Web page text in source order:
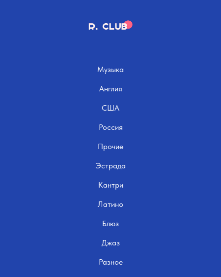
Музыка
Англия
США
Россия
Прочие
Эстрада
Кантри
Латино
Блюз
Джаз
Разное